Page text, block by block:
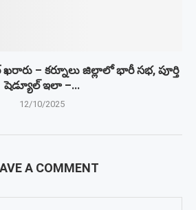
– కర్నూలు జిల్లాలో భారీ సభ, పూర్తి
షెడ్యూల్‌ ఇలా –...
12/10/2025
A COMMENT